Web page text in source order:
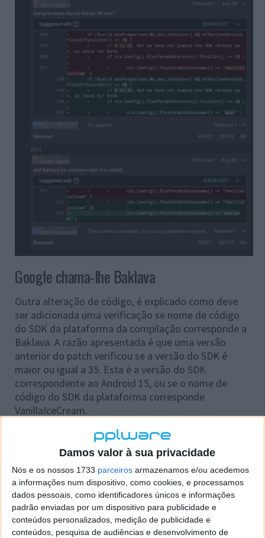
Damos valor à sua privacidade
Nós e os nossos 1733 parceiros armazenamos e/ou acedemos
a informações num dispositivo, como cookies, e processamos
dados pessoais, como identificadores únicos e informações
padrão enviadas por um dispositivo para publicidade e
conteúdos personalizados, medição de publicidade e
conteúdos, pesquisa de audiências e desenvolvimento de
Google chama-lhe Baklava
Outra alteração de código, é explicado como deve
ser adicionada uma verificação se nome de código
do SDK da plataforma da compilação corresponde a
Baklava. A razão apresentada é que uma versão
anterior do patch verificou se a versão do SDK é
maior ou igual a 35. Esta é a versão do SDK
correspondente ao Android 15, ou se o nome de
código do SDK da plataforma corresponde
VanillaIceCream.
Durante o desenvolvimento de uma nova versão do
Android, a Google define a versão do SDK da
plataforma com o nome de código até que o SDK
esteja finalizado. Como o desenvolvimento do
Android 16 está em curso, isto aplica-se a esta
versão. Ou seja, as primeiras compilações mostrarão
o nome de código do SDK da plataforma (Baklava)
em vez da versão do SDK da plataforma (36).